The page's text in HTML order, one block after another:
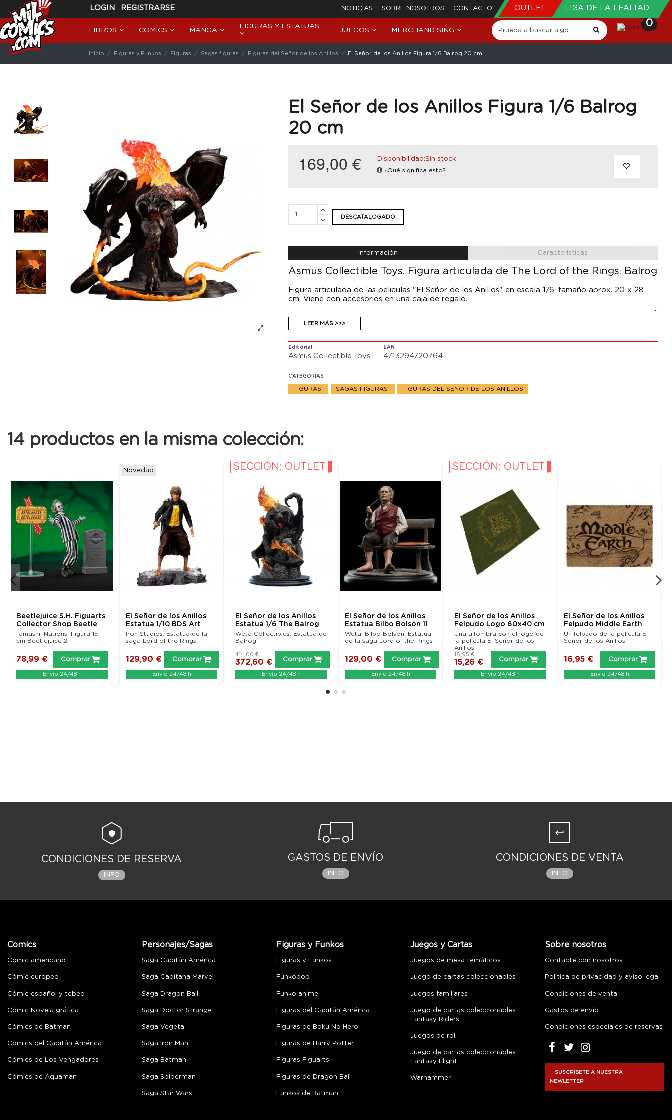
LOGIN | REGISTRARSE NOTICIAS SOBRE NOSOTROS CONTACTO OUTLET LIGA DE LA LEALTAD
LIBROS COMICS MANGA
FIGURAS Y ESTATUAS
JUEGOS MERCHANDISING
0
Inicio Figuras y Funkos Figuras Sagas figuras Figuras del Señor de los Anillos El Señor de los Anillos Figura 1/6 Balrog 20 cm
El Señor de los Anillos Figura 1/6 Balrog
20 cm
169,00 € Disponibilidad:Sin stock
¿Qué significa esto?
DESCATALOGADO
Información Características
Asmus Collectible Toys. Figura articulada de The Lord of the Rings. Balrog
Figura articulada de las peliculas "El Señor de los Anillos" en escala 1/6, tamaño aprox. 20 x 28
cm. Viene con accesorios en una caja de regalo.
LEER MÁS >>>
Editorial
Asmus Collectible Toys
EAN
4713294720764
CATEGORIAS
FIGURAS SAGAS FIGURAS FIGURAS DEL SEÑOR DE LOS ANILLOS
14 productos en la misma colección:
Beetlejuice S.H. Figuarts
Collector Shop Beetle
Juice...
Tamashii Nations. Figura 15
cm Beetlejuice 2
78,99 € Comprar
Envío 24/48 h
Novedad
El Señor de los Anillos
Estatua 1/10 BDS Art
Scale Merry 12 cm
Iron Studios. Estatua de la
saga Lord of the Rings
129,90 € Comprar
Envío 24/48 h
-10%
SECCIÓN: OUTLET
El Señor de los Anillos
Estatua 1/6 The Balrog
(Classic...
Weta Collectibles. Estatua de
Balrog
372,60 €
414,00 €
Comprar
Envío 24/48 h
El Señor de los Anillos
Estatua Bilbo Bolsón 11
cm
Weta. Bilbo Bolsón. Estatua
de la saga Lord of the Rings
129,00 € Comprar
Envío 24/48 h
-10%
SECCIÓN: OUTLET
El Señor de los Anillos
Felpudo Logo 60x40 cm
Una alfombra con el logo de
la película El Señor de los
Anillos
15,26 €
16,95 €
Comprar
Envío 24/48 h
El Señor de los Anillos
Felpudo Middle Earth
60x40
Un felpudo de la película El
Señor de los Anillos.
16,95 € Comprar
Envío 24/48 h
CONDICIONES DE RESERVA
INFO
GASTOS DE ENVÍO
INFO
CONDICIONES DE VENTA
INFO
Comics
Cómic americano
Cómic europeo
Cómic español y tebeo
Cómic Novela gráfica
Cómics de Batman
Cómics del Capitán América
Cómics de Los Vengadores
Cómics de Aquaman
Personajes/Sagas
Saga Capitán América
Saga Capitana Marvel
Saga Dragon Ball
Saga Doctor Strange
Saga Vegeta
Saga Iron Man
Saga Batman
Saga Spiderman
Saga Star Wars
Figuras y Funkos
Figuras y Funkos
Funkopop
Funko anime
Figuras del Capitán América
Figuras de Boku No Hero
Figuras de Harry Potter
Figuras Figuarts
Figuras de Dragon Ball
Funkos de Batman
Juegos y Cartas
Juegos de mesa temáticos
Juego de cartas coleccionables
Juegos familiares
Juego de cartas coleccionables
Fantasy Riders
Juegos de rol
Juego de cartas coleccionables
Fantasy Flight
Warhammer
Sobre nosotros
Contacte con nosotros
Política de privacidad y aviso legal
Condiciones de venta
Gastos de envío
Condiciones especiales de reservas
SUSCRÍBETE A NUESTRA
NEWLETTER